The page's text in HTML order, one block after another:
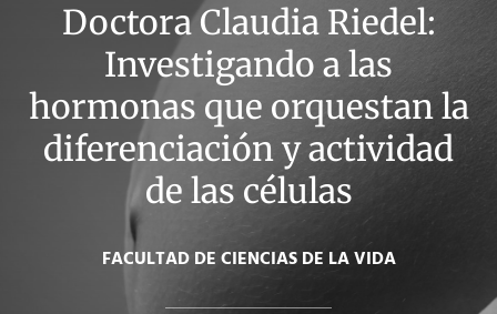
Doctora Claudia Riedel:
Investigando a las
hormonas que orquestan la
diferenciación y actividad
de las células
FACULTAD DE CIENCIAS DE LA VIDA